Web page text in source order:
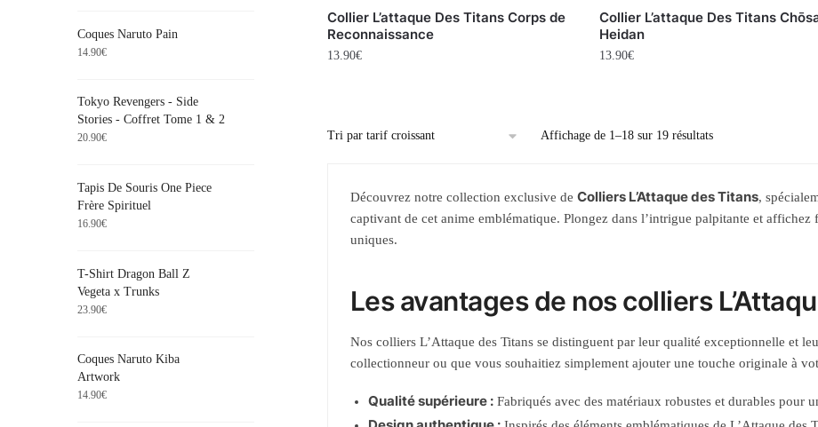
Collier L’attaque Des Titans Corps de
Reconnaissance
13.90€
Collier L’attaque Des Titans
Heidan
13.90€
Affichage de 1–18 sur 19 résultats
Découvrez notre collection exclusive de Colliers L’Attaque des Titans,
captivant de cet anime emblématique. Plongez dans l’intrigue palpitante et affichez
uniques.
Les avantages de nos colliers
Nos colliers L’Attaque des Titans se distinguent par leur qualité exceptionnelle et
collectionneur ou que vous souhaitiez simplement ajouter une touche originale à
Qualité supérieure :Fabriqués avec des matériaux robustes et durables pour
Coques Naruto Pain
14.90€
Tokyo Revengers - Side
Stories - Coffret Tome 1 & 2
20.90€
Tapis De Souris One Piece
Frère Spirituel
16.90€
T-Shirt Dragon Ball Z
Vegeta x Trunks
23.90€
Coques Naruto Kiba
Artwork
14.90€